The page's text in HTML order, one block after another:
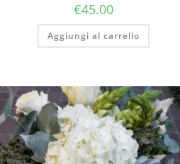
€45.00
Aggiungi al carrello